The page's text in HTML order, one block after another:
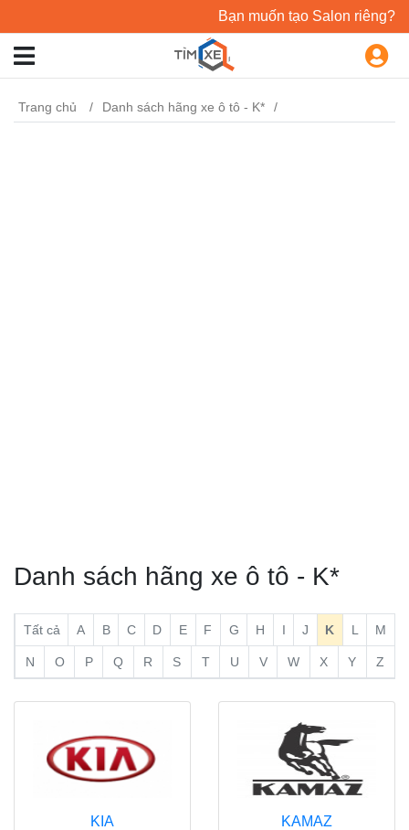
Bạn muốn tạo Salon riêng?
Trang chủ Danh sách hãng xe ô tô - K*
Danh sách hãng xe ô tô - K*
Tất cả A B C D E F G H I J K L M
N O P Q R S T U V W X Y Z
KIA KAMAZ